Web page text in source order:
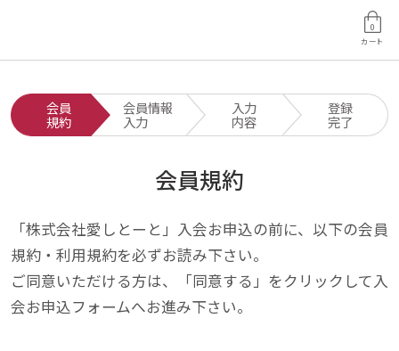
カート
0
会員
規約
会員情報
入力
入力
内容
登録
完了
会員規約
「株式会社愛しとーと」入会お申込の前に、以下の会員
規約・利用規約を必ずお読み下さい。
ご同意いただける方は、「同意する」をクリックして入
会お申込フォームへお進み下さい。